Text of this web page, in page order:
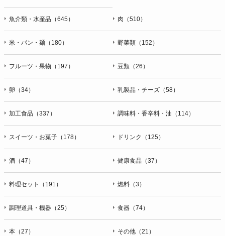
魚介類・水産品（645） 肉（510）
米・パン・麺（180） 野菜類（152）
フルーツ・果物（197） 豆類（26）
卵（34） 乳製品・チーズ（58）
加工食品（337） 調味料・香辛料・油（114）
スイーツ・お菓子（178） ドリンク（125）
酒（47） 健康食品（37）
料理セット（191） 燃料（3）
調理道具・機器（25） 食器（74）
本（27） その他（21）